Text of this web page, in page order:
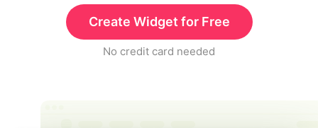
Create Widget for Free
No credit card needed